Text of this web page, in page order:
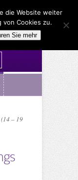
– 19
die Website weiter
von Cookies zu.
Sie mehr